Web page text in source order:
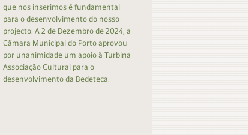
que nos inserimos é fundamental
para o desenvolvimento do nosso
projecto: A 2 de Dezembro de 2024, a
Câmara Municipal do Porto aprovou
por unanimidade um apoio à Turbina
Associação Cultural para o
desenvolvimento da Bedeteca.